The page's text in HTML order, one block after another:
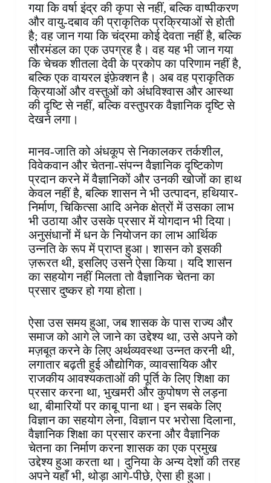
गया कि वर्षा इंद्र की कृपा से नहीं, बल्कि वाष्पीकरण
और वायु-दबाव की प्राकृतिक प्रक्रियाओं से होती
है; वह जान गया कि चंद्रमा कोई देवता नहीं है, बल्कि
सौरमंडल का एक उपग्रह है। वह यह भी जान गया
कि चेचक शीतला देवी के प्रकोप का परिणाम नहीं है,
बल्कि एक वायरल इंफ़ेक्शन है। अब वह प्राकृतिक
क्रियाओं और वस्तुओं को अंधविश्वास और आस्था
की दृष्टि से नहीं, बल्कि वस्तुपरक वैज्ञानिक दृष्टि से
देखने लगा।
मानव-जाति को अंधकूप से निकालकर तर्कशील,
विवेकवान और चेतना-संपन्न वैज्ञानिक दृष्टिकोण
प्रदान करने में वैज्ञानिकों और उनकी खोजों का हाथ
केवल नहीं है, बल्कि शासन ने भी उत्पादन, हथियार-
निर्माण, चिकित्सा आदि अनेक क्षेत्रों में उसका लाभ
भी उठाया और उसके प्रसार में योगदान भी दिया।
अनुसंधानों में धन के नियोजन का लाभ आर्थिक
उन्नति के रूप में प्राप्त हुआ। शासन को इसकी
ज़रूरत थी, इसलिए उसने ऐसा किया। यदि शासन
का सहयोग नहीं मिलता तो वैज्ञानिक चेतना का
प्रसार दुष्कर हो गया होता।
ऐसा उस समय हुआ, जब शासक के पास राज्य और
समाज को आगे ले जाने का उद्देश्य था, उसे अपने को
मज़बूत करने के लिए अर्थव्यवस्था उन्नत करनी थी,
लगातार बढ़ती हुई औद्योगिक, व्यावसायिक और
राजकीय आवश्यकताओं की पूर्ति के लिए शिक्षा का
प्रसार करना था, भुखमरी और कुपोषण से लड़ना
था, बीमारियों पर काबू पाना था। इन सबके लिए
विज्ञान का सहयोग लेना, विज्ञान पर भरोसा दिलाना,
वैज्ञानिक शिक्षा का प्रसार करना और वैज्ञानिक
चेतना का निर्माण करना शासक का एक प्रमुख
उद्देश्य हुआ करता था। दुनिया के अन्य देशों की तरह
अपने यहाँ भी, थोड़ा आगे-पीछे, ऐसा ही हुआ।